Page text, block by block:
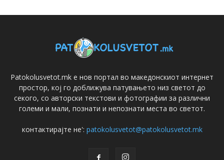
Patokolusvetot.mk е нов портал во македонскиот интернет
простор, кој го доближува патувањето низ светот до
секого, со авторски текстови и фотографии за различни
големи и мали, познати и непознати места во светот.
контактирајте не': patokolusvetot@patokolusvetot.mk